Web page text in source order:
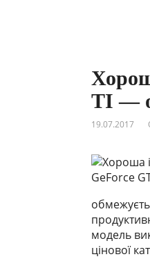
TI —
19.07.2017
модель
цінової